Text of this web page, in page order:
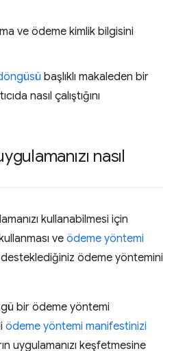
ve ödeme kimlik bilgisini
başlıklı makaleden bir
nasıl çalıştığını
nasıl
kullanabilmesi için
veödeme yöntemi
ödeme yöntemini
bir ödeme yöntemi
ödeme yöntemi manifestinizi
uygulamanızı keşfetmesine